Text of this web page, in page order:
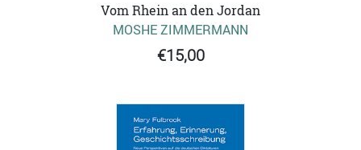
Vom Rhein an den Jordan
MOSHE ZIMMERMANN
€15,00